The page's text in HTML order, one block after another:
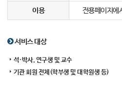
이용 전용페이지
서비스 대상
석·박사, 연구생 및 교수
기관 회원 전체(학부생 및 대학원생 등)